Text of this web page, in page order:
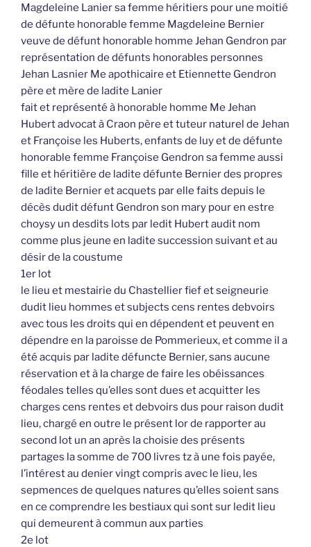
Magdeleine Lanier sa femme héritiers pour une moitié
de défunte honorable femme Magdeleine Bernier
veuve de défunt honorable homme Jehan Gendron par
représentation de défunts honorables personnes
Jehan Lasnier Me apothicaire et Etiennette Gendron
père et mère de ladite Lanier
fait et représenté à honorable homme Me Jehan
Hubert advocat à Craon père et tuteur naturel de Jehan
et Françoise les Huberts, enfants de luy et de défunte
honorable femme Françoise Gendron sa femme aussi
fille et héritière de ladite défunte Bernier des propres
de ladite Bernier et acquets par elle faits depuis le
décès dudit défunt Gendron son mary pour en estre
choysy un desdits lots par ledit Hubert audit nom
comme plus jeune en ladite succession suivant et au
désir de la coustume
1er lot
le lieu et mestairie du Chastellier fief et seigneurie
dudit lieu hommes et subjects cens rentes debvoirs
avec tous les droits qui en dépendent et peuvent en
dépendre en la paroisse de Pommerieux, et comme il a
été acquis par ladite défuncte Bernier, sans aucune
réservation et à la charge de faire les obéissances
féodales telles qu’elles sont dues et acquitter les
charges cens rentes et debvoirs dus pour raison dudit
lieu, chargé en outre le présent lor de rapporter au
second lot un an après la choisie des présents
partages la somme de 700 livres tz à une fois payée,
l’intérest au denier vingt compris avec le lieu, les
sepmences de quelques natures qu’elles soient sans
en ce comprendre les bestiaux qui sont sur ledit lieu
qui demeurent à commun aux parties
2e lot